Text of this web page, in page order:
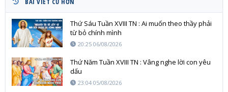
Thứ Sáu Tuần XVIII TN : Ai muốn theo thầy phải
từ bỏ chính mình
20:25 06/08/2026
Thứ Năm Tuần XVIII TN : Vâng nghe lời con yêu
dấu
23:04 05/08/2026